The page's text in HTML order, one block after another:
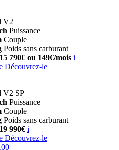
V2
Puissance
Couple
Poids sans carburant
790€ ou 149€/mois i
Découvrez-le
V2 SP
Puissance
Couple
Poids sans carburant
990€ i
Découvrez-le